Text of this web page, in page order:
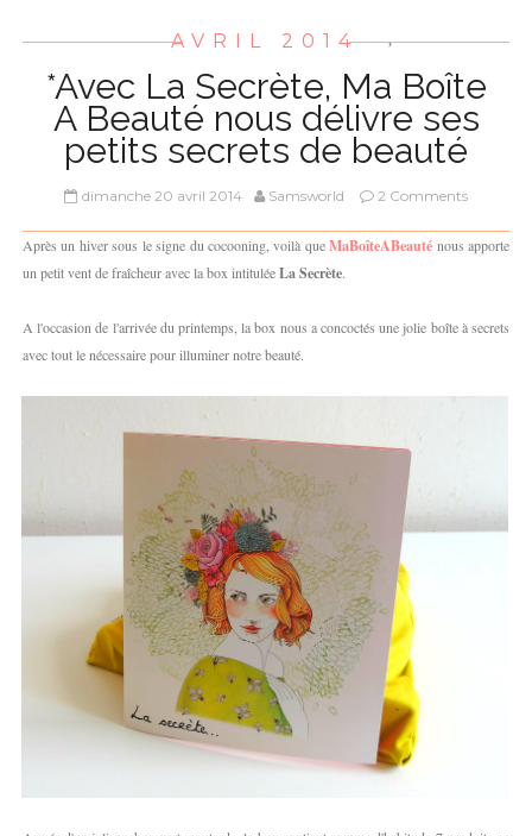
AVRIL 2014 ,
*Avec La Secrète, Ma Boîte
A Beauté nous délivre ses
petits secrets de beauté
dimanche 20 avril 2014 Samsworld 2 Comments
Après un hiver sous le signe du cocooning, voilà queMaBoîteABeauté nous apporte
un petit vent de fraîcheur avec la box intituléeLa Secrète.
A l'occasion de l'arrivée du printemps, la box nous a concoctés une jolie boîte à secrets
avec tout le nécessaire pour illuminer notre beauté.